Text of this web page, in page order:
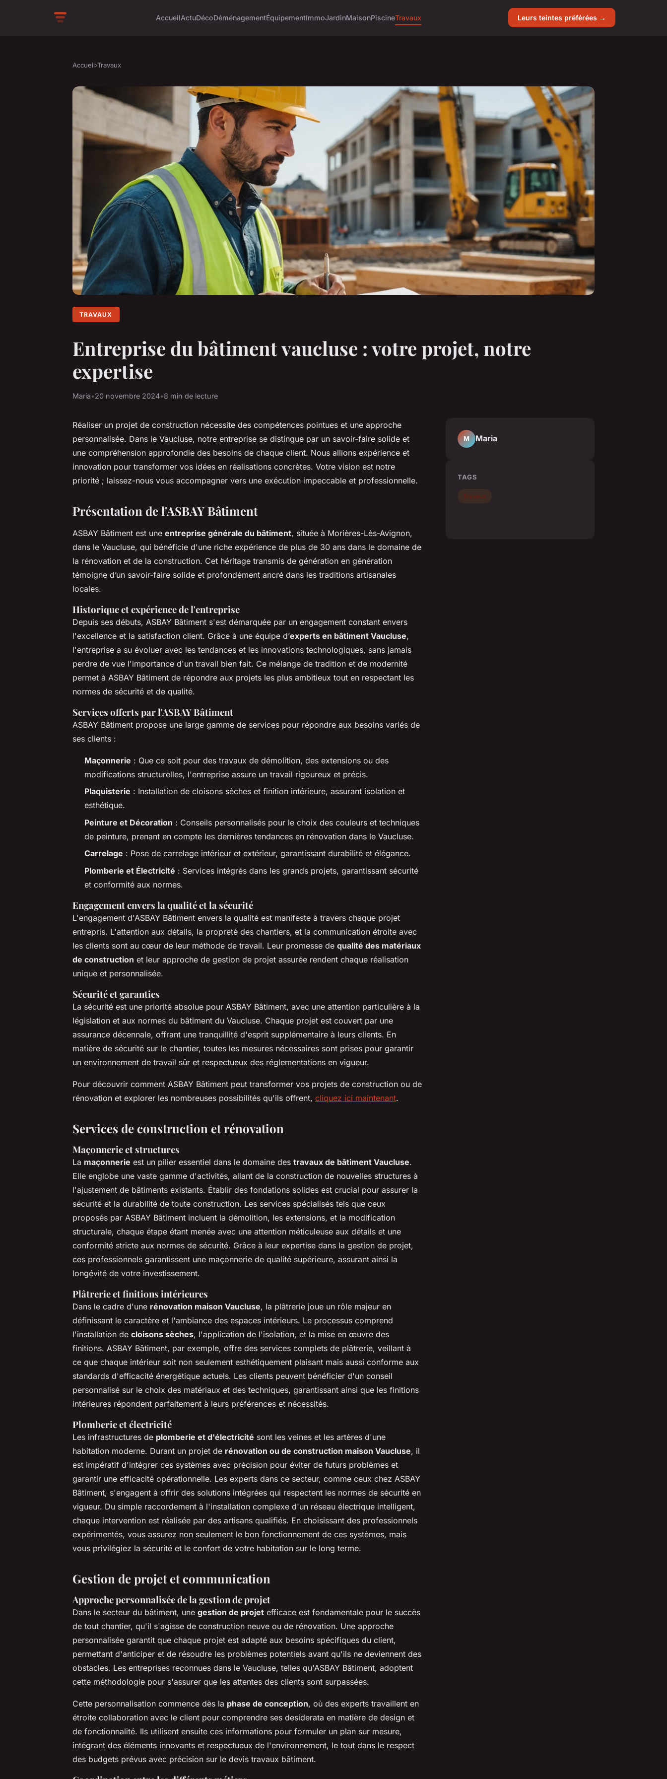
AccueilActuDécoDéménagementÉquipementImmoJardinMaisonPiscineTravaux Leurs teintes préférées →
Accueil›Travaux
TRAVAUX
Entreprise du bâtiment vaucluse : votre projet, notre
expertise
Maria•20 novembre 2024•8 min de lecture
Réaliser un projet de construction nécessite des compétences pointues et une approche
personnalisée. Dans le Vaucluse, notre entreprise se distingue par un savoir-faire solide et
une compréhension approfondie des besoins de chaque client. Nous allions expérience et
innovation pour transformer vos idées en réalisations concrètes. Votre vision est notre
priorité ; laissez-nous vous accompagner vers une exécution impeccable et professionnelle.
Présentation de l'ASBAY Bâtiment
ASBAY Bâtiment est une entreprise générale du bâtiment, située à Morières-Lès-Avignon,
dans le Vaucluse, qui bénéficie d'une riche expérience de plus de 30 ans dans le domaine de
la rénovation et de la construction. Cet héritage transmis de génération en génération
témoigne d’un savoir-faire solide et profondément ancré dans les traditions artisanales
locales.
Historique et expérience de l'entreprise
Depuis ses débuts, ASBAY Bâtiment s'est démarquée par un engagement constant envers
l'excellence et la satisfaction client. Grâce à une équipe d’experts en bâtiment Vaucluse,
l'entreprise a su évoluer avec les tendances et les innovations technologiques, sans jamais
perdre de vue l'importance d'un travail bien fait. Ce mélange de tradition et de modernité
permet à ASBAY Bâtiment de répondre aux projets les plus ambitieux tout en respectant les
normes de sécurité et de qualité.
Services offerts par l'ASBAY Bâtiment
ASBAY Bâtiment propose une large gamme de services pour répondre aux besoins variés de
ses clients :
Maçonnerie : Que ce soit pour des travaux de démolition, des extensions ou des
modifications structurelles, l'entreprise assure un travail rigoureux et précis.
Plaquisterie : Installation de cloisons sèches et finition intérieure, assurant isolation et
esthétique.
Peinture et Décoration : Conseils personnalisés pour le choix des couleurs et techniques
de peinture, prenant en compte les dernières tendances en rénovation dans le Vaucluse.
Carrelage : Pose de carrelage intérieur et extérieur, garantissant durabilité et élégance.
Plomberie et Électricité : Services intégrés dans les grands projets, garantissant sécurité
et conformité aux normes.
Engagement envers la qualité et la sécurité
L'engagement d'ASBAY Bâtiment envers la qualité est manifeste à travers chaque projet
entrepris. L'attention aux détails, la propreté des chantiers, et la communication étroite avec
les clients sont au cœur de leur méthode de travail. Leur promesse de qualité des matériaux
de construction et leur approche de gestion de projet assurée rendent chaque réalisation
unique et personnalisée.
Sécurité et garanties
La sécurité est une priorité absolue pour ASBAY Bâtiment, avec une attention particulière à la
législation et aux normes du bâtiment du Vaucluse. Chaque projet est couvert par une
assurance décennale, offrant une tranquillité d'esprit supplémentaire à leurs clients. En
matière de sécurité sur le chantier, toutes les mesures nécessaires sont prises pour garantir
un environnement de travail sûr et respectueux des réglementations en vigueur.
Pour découvrir comment ASBAY Bâtiment peut transformer vos projets de construction ou de
rénovation et explorer les nombreuses possibilités qu'ils offrent, cliquez ici maintenant.
Services de construction et rénovation
Maçonnerie et structures
La maçonnerie est un pilier essentiel dans le domaine des travaux de bâtiment Vaucluse.
Elle englobe une vaste gamme d'activités, allant de la construction de nouvelles structures à
l'ajustement de bâtiments existants. Établir des fondations solides est crucial pour assurer la
sécurité et la durabilité de toute construction. Les services spécialisés tels que ceux
proposés par ASBAY Bâtiment incluent la démolition, les extensions, et la modification
structurale, chaque étape étant menée avec une attention méticuleuse aux détails et une
conformité stricte aux normes de sécurité. Grâce à leur expertise dans la gestion de projet,
ces professionnels garantissent une maçonnerie de qualité supérieure, assurant ainsi la
longévité de votre investissement.
Plâtrerie et finitions intérieures
Dans le cadre d'une rénovation maison Vaucluse, la plâtrerie joue un rôle majeur en
définissant le caractère et l'ambiance des espaces intérieurs. Le processus comprend
l'installation de cloisons sèches, l'application de l'isolation, et la mise en œuvre des
finitions. ASBAY Bâtiment, par exemple, offre des services complets de plâtrerie, veillant à
ce que chaque intérieur soit non seulement esthétiquement plaisant mais aussi conforme aux
standards d'efficacité énergétique actuels. Les clients peuvent bénéficier d'un conseil
personnalisé sur le choix des matériaux et des techniques, garantissant ainsi que les finitions
intérieures répondent parfaitement à leurs préférences et nécessités.
Plomberie et électricité
Les infrastructures de plomberie et d'électricité sont les veines et les artères d'une
habitation moderne. Durant un projet de rénovation ou de construction maison Vaucluse, il
est impératif d'intégrer ces systèmes avec précision pour éviter de futurs problèmes et
garantir une efficacité opérationnelle. Les experts dans ce secteur, comme ceux chez ASBAY
Bâtiment, s'engagent à offrir des solutions intégrées qui respectent les normes de sécurité en
vigueur. Du simple raccordement à l'installation complexe d'un réseau électrique intelligent,
chaque intervention est réalisée par des artisans qualifiés. En choisissant des professionnels
expérimentés, vous assurez non seulement le bon fonctionnement de ces systèmes, mais
vous privilégiez la sécurité et le confort de votre habitation sur le long terme.
Gestion de projet et communication
Approche personnalisée de la gestion de projet
Dans le secteur du bâtiment, une gestion de projet efficace est fondamentale pour le succès
de tout chantier, qu'il s'agisse de construction neuve ou de rénovation. Une approche
personnalisée garantit que chaque projet est adapté aux besoins spécifiques du client,
permettant d'anticiper et de résoudre les problèmes potentiels avant qu'ils ne deviennent des
obstacles. Les entreprises reconnues dans le Vaucluse, telles qu'ASBAY Bâtiment, adoptent
cette méthodologie pour s'assurer que les attentes des clients sont surpassées.
Cette personnalisation commence dès la phase de conception, où des experts travaillent en
étroite collaboration avec le client pour comprendre ses desiderata en matière de design et
de fonctionnalité. Ils utilisent ensuite ces informations pour formuler un plan sur mesure,
intégrant des éléments innovants et respectueux de l'environnement, le tout dans le respect
des budgets prévus avec précision sur le devis travaux bâtiment.
M Maria
TAGS
Travaux